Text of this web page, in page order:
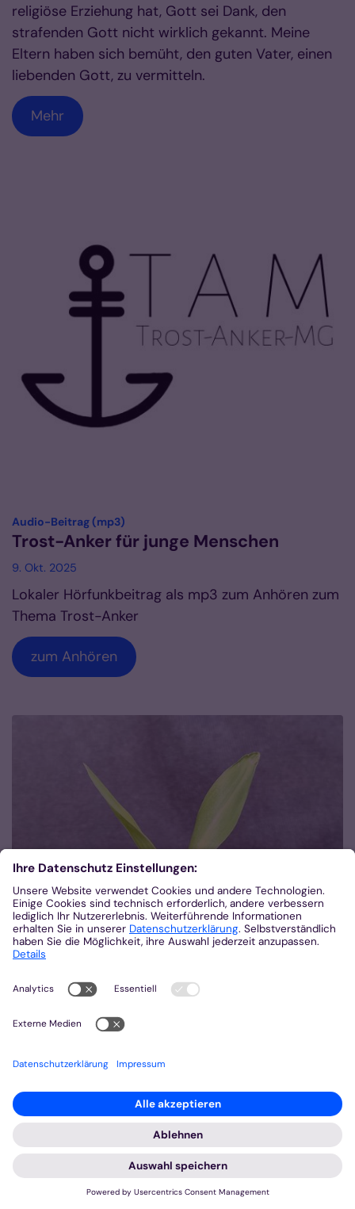
religiöse Erziehung hat, Gott sei Dank, den
strafenden Gott nicht wirklich gekannt. Meine
Eltern haben sich bemüht, den guten Vater, einen
liebenden Gott, zu vermitteln.
Mehr
Audio-Beitrag (mp3)
Trost-Anker für junge Menschen
9. Okt. 2025
Lokaler Hörfunkbeitrag als mp3 zum Anhören zum
Thema Trost-Anker
zum Anhören
Impuls
„Wenn ihr Glauben hättet, wie ein